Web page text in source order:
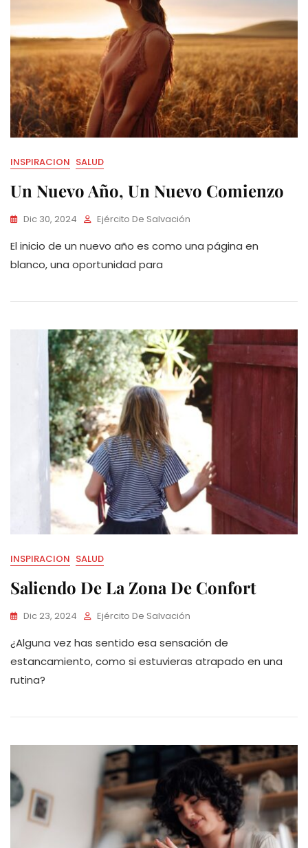
INSPIRACION SALUD
Un Nuevo Año, Un Nuevo Comienzo
Dic 30, 2024 Ejército De Salvación
El inicio de un nuevo año es como una página en
blanco, una oportunidad para
INSPIRACION SALUD
Saliendo De La Zona De Confort
Dic 23, 2024 Ejército De Salvación
¿Alguna vez has sentido esa sensación de
estancamiento, como si estuvieras atrapado en una
rutina?